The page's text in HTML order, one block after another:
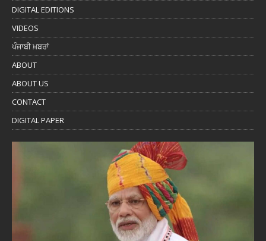
DIGITAL EDITIONS
VIDEOS
ਪੰਜਾਬੀ ਖ਼ਬਰਾਂ
ABOUT
ABOUT US
CONTACT
DIGITAL PAPER